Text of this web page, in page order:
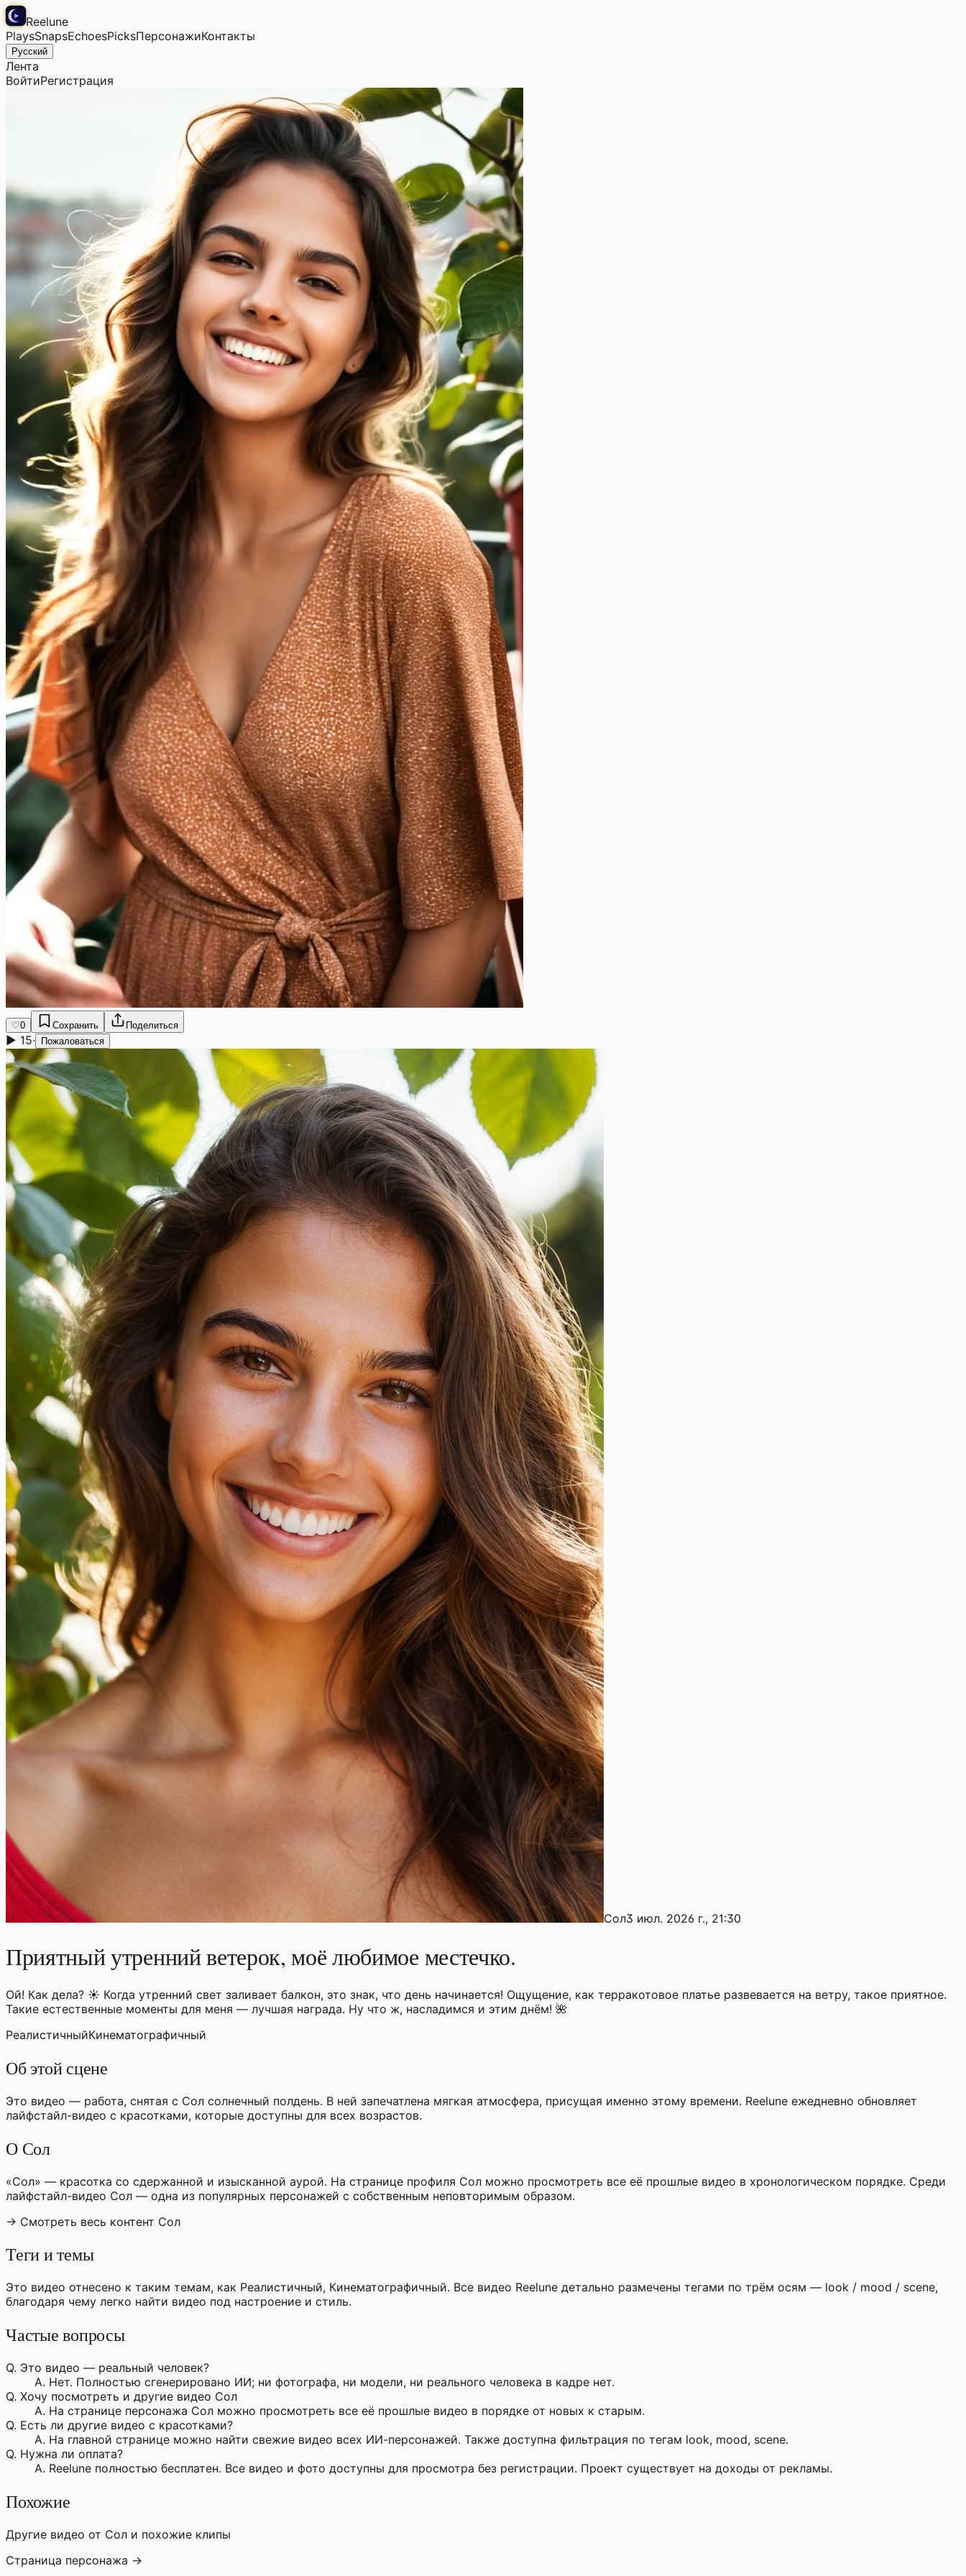
Reelune
PlaysSnapsEchoesPicksПерсонажиКонтакты
Русский
Лента
ВойтиРегистрация
♡0 Сохранить Поделиться
▶ 15· Пожаловаться
Сол3 июл. 2026 г., 21:30
Приятный утренний ветерок, моё любимое местечко.
Ой! Как дела? ☀️ Когда утренний свет заливает балкон, это знак, что день начинается! Ощущение, как терракотовое платье развевается на ветру, такое приятное.
Такие естественные моменты для меня — лучшая награда. Ну что ж, насладимся и этим днём! 🌺
РеалистичныйКинематографичный
Об этой сцене
Это видео — работа, снятая с Сол солнечный полдень. В ней запечатлена мягкая атмосфера, присущая именно этому времени. Reelune ежедневно обновляет
лайфстайл-видео с красотками, которые доступны для всех возрастов.
О Сол
«Сол» — красотка со сдержанной и изысканной аурой. На странице профиля Сол можно просмотреть все её прошлые видео в хронологическом порядке. Среди
лайфстайл-видео Сол — одна из популярных персонажей с собственным неповторимым образом.
→ Смотреть весь контент Сол
Теги и темы
Это видео отнесено к таким темам, как Реалистичный, Кинематографичный. Все видео Reelune детально размечены тегами по трём осям — look / mood / scene,
благодаря чему легко найти видео под настроение и стиль.
Частые вопросы
Q. Это видео — реальный человек?
A. Нет. Полностью сгенерировано ИИ; ни фотографа, ни модели, ни реального человека в кадре нет.
Q. Хочу посмотреть и другие видео Сол
A. На странице персонажа Сол можно просмотреть все её прошлые видео в порядке от новых к старым.
Q. Есть ли другие видео с красотками?
A. На главной странице можно найти свежие видео всех ИИ-персонажей. Также доступна фильтрация по тегам look, mood, scene.
Q. Нужна ли оплата?
A. Reelune полностью бесплатен. Все видео и фото доступны для просмотра без регистрации. Проект существует на доходы от рекламы.
Похожие
Другие видео от Сол и похожие клипы
Страница персонажа →